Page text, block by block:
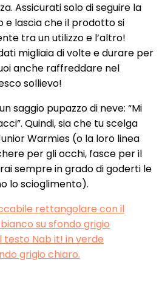
Assicurati solo di seguire la
e lascia che il prodotto si
tra un utilizzo e l’altro!
migliaia di volte e durare per
anche raffreddare nel
sollievo!
saggio pupazzo di neve: “Mi
Quindi, sia che tu scelga
Warmies (o la loro linea
per gli occhi, fasce per il
sempre in grado di goderti le
lo scioglimento).